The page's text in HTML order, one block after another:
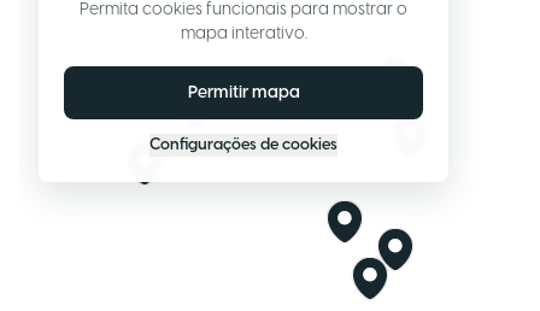
Permita cookies funcionais para mostrar o
mapa interativo.
Permitir mapa
Configurações de cookies